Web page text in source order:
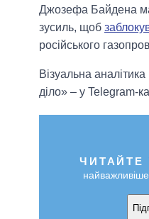
Джозефа Байдена
зусиль, щоб
російського
Візуальна
діло» – у Telegram-
ЧИТАЙТЕ